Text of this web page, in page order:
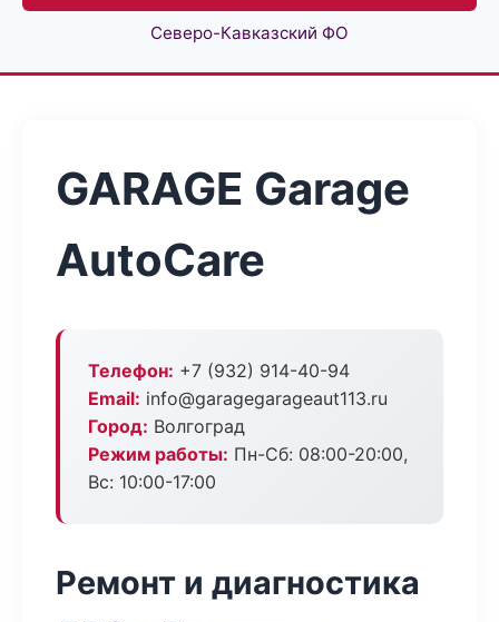
Северо-Кавказский ФО
GARAGE Garage
AutoCare
Телефон: +7 (932) 914-40-94
Email: info@garagegarageaut113.ru
Город: Волгоград
Режим работы: Пн-Сб: 08:00-20:00,
Вс: 10:00-17:00
Ремонт и диагностика